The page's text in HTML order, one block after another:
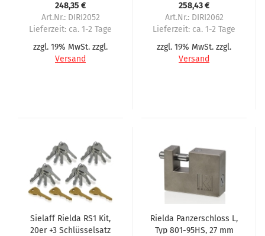
248,35 €
Art.Nr.: DIRI2052
Lieferzeit: ca. 1-2 Tage
zzgl. 19% MwSt. zzgl.
Versand
258,43 €
Art.Nr.: DIRI2062
Lieferzeit: ca. 1-2 Tage
zzgl. 19% MwSt. zzgl.
Versand
Sielaff Rielda RS1 Kit,
20er +3 Schlüsselsatz
Rielda Panzerschloss L,
Typ 801-95HS, 27 mm